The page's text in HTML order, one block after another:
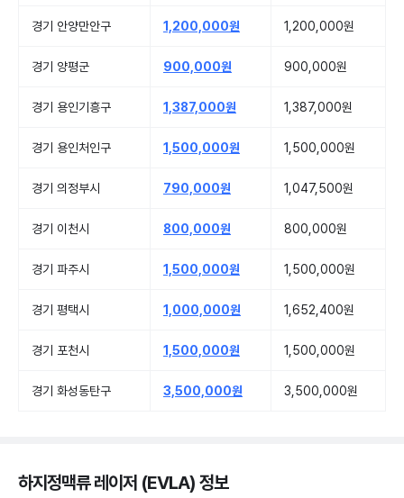
경기 안양만안구 1,200,000원 1,200,000원
경기 양평군 900,000원 900,000원
경기 용인기흥구 1,387,000원 1,387,000원
경기 용인처인구 1,500,000원 1,500,000원
경기 의정부시 790,000원 1,047,500원
경기 이천시 800,000원 800,000원
경기 파주시 1,500,000원 1,500,000원
경기 평택시 1,000,000원 1,652,400원
경기 포천시 1,500,000원 1,500,000원
경기 화성동탄구 3,500,000원 3,500,000원
하지정맥류 레이저 (EVLA) 정보